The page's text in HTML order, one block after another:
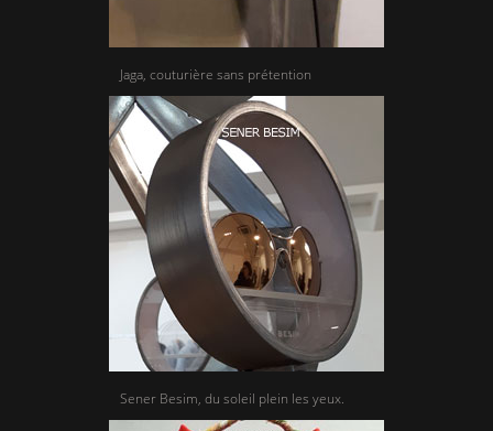
Jaga, couturière sans prétention
Sener Besim, du soleil plein les yeux.